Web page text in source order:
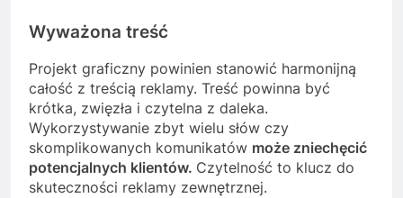
Wyważona treść
Projekt graficzny powinien stanowić harmonijną
całość z treścią reklamy. Treść powinna być
krótka, zwięzła i czytelna z daleka.
Wykorzystywanie zbyt wielu słów czy
skomplikowanych komunikatów może zniechęcić
potencjalnych klientów. Czytelność to klucz do
skuteczności reklamy zewnętrznej.